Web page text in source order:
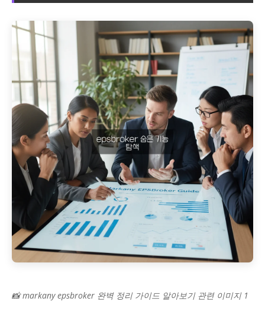
📸 markany epsbroker 완벽 정리 가이드 알아보기 관련 이미지 1